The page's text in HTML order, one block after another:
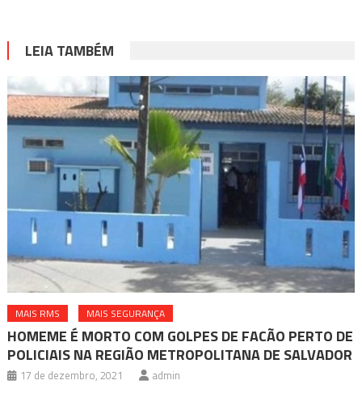
LEIA TAMBÉM
MAIS RMS MAIS SEGURANÇA
HOMEME É MORTO COM GOLPES DE FACÃO PERTO DE
POLICIAIS NA REGIÃO METROPOLITANA DE SALVADOR
17 de dezembro, 2021 admin